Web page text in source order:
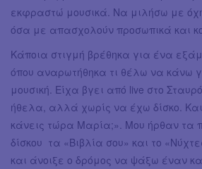
εκφραστώ μουσικά. Να μιλήσω με
όσα με απασχολούν προσωπικά και
Κάποια στιγμή βρέθηκα για ένα
όπου αναρωτήθηκα τι θέλω να κάνω
μουσική. Είχα βγει από live στο
ήθελα, αλλά χωρίς να έχω δίσκο.
κάνεις τώρα Μαρία;». Μου ήρθαν τα
δίσκου τα «Βιβλία σου» και το
και άνοιξε ο δρόμος να ψάξω έναν